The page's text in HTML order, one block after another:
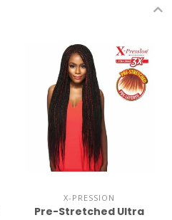
X-PRESSION
Pre-Stretched Ultra